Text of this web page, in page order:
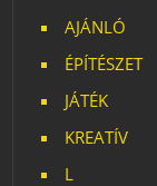
AJÁNLÓ
ÉPÍTÉSZET
JÁTÉK
KREATÍV
L